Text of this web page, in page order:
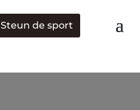
Steun de sport